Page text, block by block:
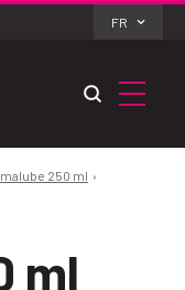
FR
250 ml
ml